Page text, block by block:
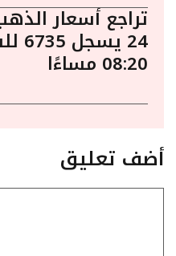
تراجع أسعار
08:20 مساءًا
أضف تعليق